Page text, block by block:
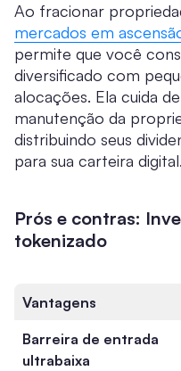
Ao fracionar
mercados em
permite que você
diversificado com
alocações. Ela cuida
manutenção da
distribuindo seus
para sua carteira digital.
Prós e contras:
tokenizado
Vantagens
Barreira de entrada
ultrabaixa